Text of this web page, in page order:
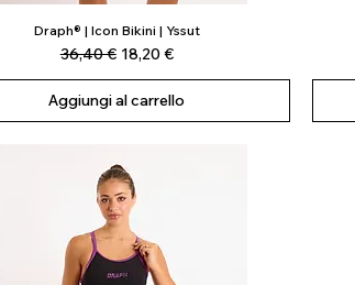
Vista rapida
Draph® | Icon Bikini | Yssut
Prezzo regolare
36,40 € Prezzo scontato
18,20 €
Aggiungi al carrello